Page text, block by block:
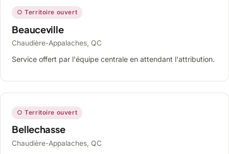
○ Territoire ouvert
Beauceville
Chaudière-Appalaches, QC
Service offert par l'équipe centrale en attendant l'attribution.
○ Territoire ouvert
Bellechasse
Chaudière-Appalaches, QC